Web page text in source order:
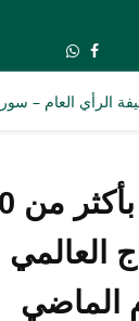
Facebook
Whatsapp
الماضي